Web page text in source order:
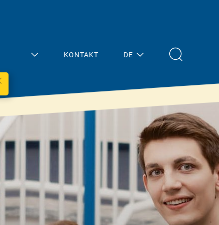
KONTAKT DE
Mein
Bereich
g
Fachhandel
Handwerk
Aktuelles
Übersicht
Presse
Termine